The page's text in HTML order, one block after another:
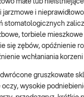
małe lub
i
stomatologicznych
torbiele
się zębów, opóźnienie
wchłaniania
gruszkowate
wysokie